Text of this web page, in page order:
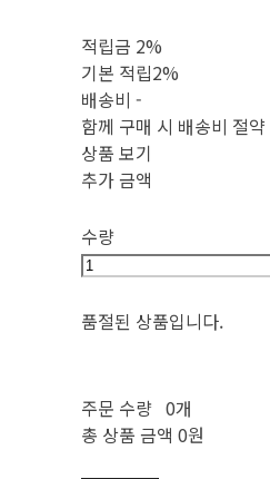
적립금 2%
기본 적립2%
배송비 -
함께 구매 시 배송비 절약
상품 보기
추가 금액
수량
품절된 상품입니다.
주문 수량 0개
총 상품 금액 0원